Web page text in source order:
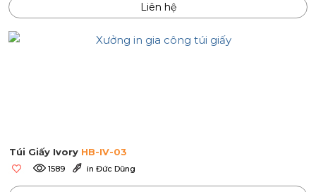
Liên hệ
Túi Giấy Ivory HB-IV-03
1589 in Đức Dũng